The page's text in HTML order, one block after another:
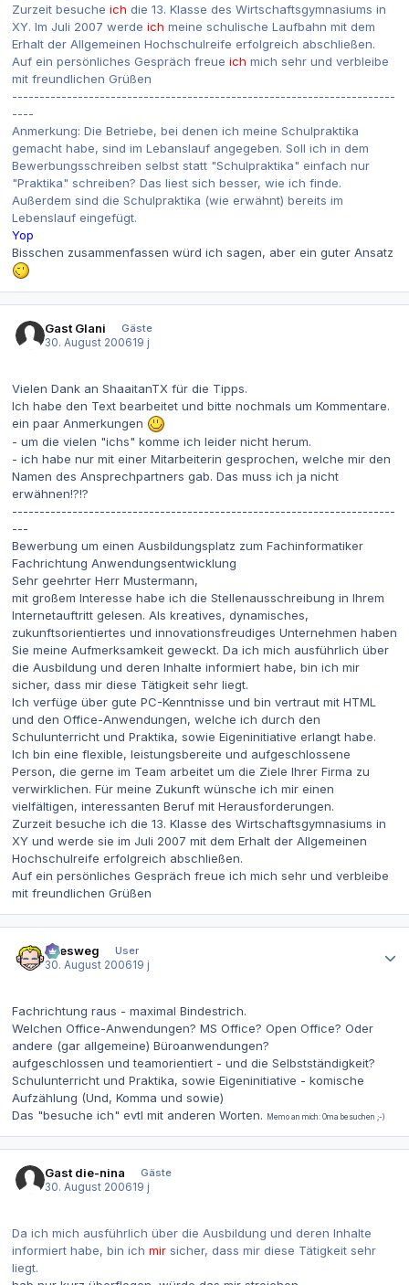
Zurzeit besuche ich die 13. Klasse des Wirtschaftsgymnasiums in
XY. Im Juli 2007 werde ich meine schulische Laufbahn mit dem
Erhalt der Allgemeinen Hochschulreife erfolgreich abschließen.
Auf ein persönliches Gespräch freue ich mich sehr und verbleibe
mit freundlichen Grüßen
----------------------------------------------------------------------
----
Anmerkung: Die Betriebe, bei denen ich meine Schulpraktika
gemacht habe, sind im Lebanslauf angegeben. Soll ich in dem
Bewerbungsschreiben selbst statt "Schulpraktika" einfach nur
"Praktika" schreiben? Das liest sich besser, wie ich finde.
Außerdem sind die Schulpraktika (wie erwähnt) bereits im
Lebenslauf eingefügt.
Yop
Bisschen zusammenfassen würd ich sagen, aber ein guter Ansatz
Gast Glani
Gäste
30. August 200619 j
Vielen Dank an ShaaitanTX für die Tipps.
Ich habe den Text bearbeitet und bitte nochmals um Kommentare.
ein paar Anmerkungen
- um die vielen "ichs" komme ich leider nicht herum.
- ich habe nur mit einer Mitarbeiterin gesprochen, welche mir den
Namen des Ansprechpartners gab. Das muss ich ja nicht
erwähnen!?!?
----------------------------------------------------------------------
---
Bewerbung um einen Ausbildungsplatz zum Fachinformatiker
Fachrichtung Anwendungsentwicklung
Sehr geehrter Herr Mustermann,
mit großem Interesse habe ich die Stellenausschreibung in Ihrem
Internetauftritt gelesen. Als kreatives, dynamisches,
zukunftsorientiertes und innovationsfreudiges Unternehmen haben
Sie meine Aufmerksamkeit geweckt. Da ich mich ausführlich über
die Ausbildung und deren Inhalte informiert habe, bin ich mir
sicher, dass mir diese Tätigkeit sehr liegt.
Ich verfüge über gute PC-Kenntnisse und bin vertraut mit HTML
und den Office-Anwendungen, welche ich durch den
Schulunterricht und Praktika, sowie Eigeninitiative erlangt habe.
Ich bin eine flexible, leistungsbereite und aufgeschlossene
Person, die gerne im Team arbeitet um die Ziele Ihrer Firma zu
verwirklichen. Für meine Zukunft wünsche ich mir einen
vielfältigen, interessanten Beruf mit Herausforderungen.
Zurzeit besuche ich die 13. Klasse des Wirtschaftsgymnasiums in
XY und werde sie im Juli 2007 mit dem Erhalt der Allgemeinen
Hochschulreife erfolgreich abschließen.
Auf ein persönliches Gespräch freue ich mich sehr und verbleibe
mit freundlichen Grüßen
allesweg
User
30. August 200619 j
Fachrichtung raus - maximal Bindestrich.
Welchen Office-Anwendungen? MS Office? Open Office? Oder
andere (gar allgemeine) Büroanwendungen?
aufgeschlossen und teamorientiert - und die Selbstständigkeit?
Schulunterricht und Praktika, sowie Eigeninitiative - komische
Aufzählung (Und, Komma und sowie)
Das "besuche ich" evtl mit anderen Worten. Memo an mich: Oma besuchen ;-)
Gast die-nina
Gäste
30. August 200619 j
Da ich mich ausführlich über die Ausbildung und deren Inhalte
informiert habe, bin ich mir sicher, dass mir diese Tätigkeit sehr
liegt.